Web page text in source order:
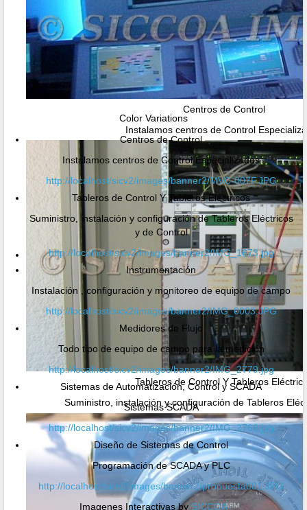
Centros de Control
Instalamos centros de Control
Tableros de Control Y Tableros
Suministro, instalación y configuración de Tableros
Color Variations
Centros de Control
Instalamos centros de Control Especializados
http://localhost/sicv2/images/banner2/MVC-007F.JPG
Tableros de Control Y Tableros Eléctricos
Suministro, instalación y configuración de Tableros Eléctricos
y de Control
http://localhost/sicv2/images/banner2/IMG_1673.jpg
Instrumentación
Instalación , configuración y monitoreo de equipo de campo
http://localhost/sicv2/images/banner2/IMG_0003.JPG
Medidores de Flujo
Todo tipo de equipo de campo para la medición
http://localhost/sicv2/images/banner2/IMG_2779.jpg
Sistemas de Automatización, Control y SCADA
Sistemas SCADA
http://localhost/sicv2/images/banner2/IMG_2766.jpg
Diseño de Sistemas de Control
Programación de SCADA y PLC
http://localhost/sicv2/images/banner2/propuesta001.JPG
Imagenes Interactivas by SICCOA